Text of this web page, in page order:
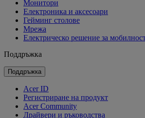
Монитори
Електроника и аксесоари
Гейминг столове
Мрежа
Електрическо решение за
Поддръжка
Поддръжка
Acer ID
Регистриране на продукт
Acer Community
Драйвери и ръководства